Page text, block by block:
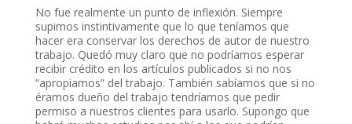
No fue realmente un punto de inflexión. Siempre
supimos instintivamente que lo que teníamos que
hacer era conservar los derechos de autor de nuestro
trabajo. Quedó muy claro que no podríamos esperar
recibir crédito en los artículos publicados si no nos
“apropiamos” del trabajo. También sabíamos que si no
éramos dueño del trabajo tendríamos que pedir
permiso a nuestros clientes para usarlo. Supongo que